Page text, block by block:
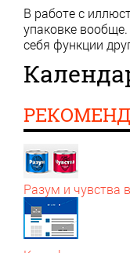
В работе с
упаковке
себя функции
Разум и чувства